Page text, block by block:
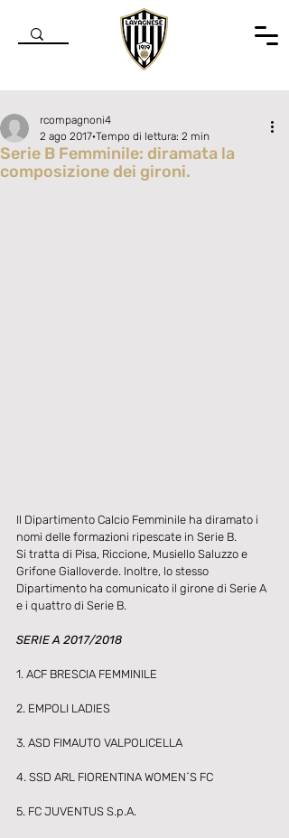
Serie B Femminile: diramata la
composizione dei gironi.
rcompagnoni4
2 ago 2017 Tempo di lettura: 2 min
Il Dipartimento Calcio Femminile ha diramato i
nomi delle formazioni ripescate in Serie B.
Si tratta di Pisa, Riccione, Musiello Saluzzo e
Grifone Gialloverde. Inoltre, lo stesso
Dipartimento ha comunicato il girone di Serie A
e i quattro di Serie B.
SERIE A 2017/2018
1. ACF BRESCIA FEMMINILE
2. EMPOLI LADIES
3. ASD FIMAUTO VALPOLICELLA
4. SSD ARL FIORENTINA WOMEN´S FC
5. FC JUVENTUS S.p.A.